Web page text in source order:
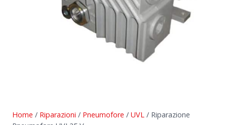
Home / Riparazioni / Pneumofore / UVL / Riparazione